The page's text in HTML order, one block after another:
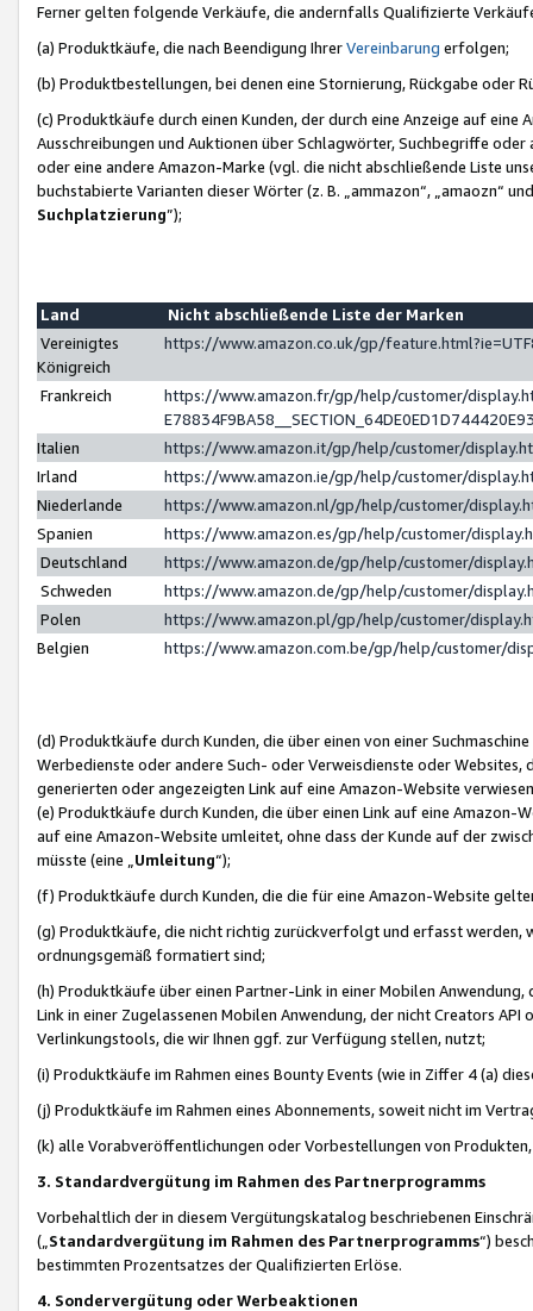
Ferner gelten folgende Verkäufe, die andernfalls Qualifizierte
(a) Produktkäufe, die nach Beendigung IhrerVereinbarung erfolgen;
(b) Produktbestellungen, bei denen eine Stornierung, Rückgabe oder
(c) Produktkäufe durch einen Kunden, der durch eine Anzeige auf
Ausschreibungen und Auktionen über Schlagwörter, Suchbegriffe
oder eine andere Amazon-Marke (vgl. die nicht abschließende Liste
buchstabierte Varianten dieser Wörter (z. B. „ammazon“, „amaozn“
Suchplatzierung”);
Land
Nicht abschließende Liste der Marken
Vereinigtes
Königreich
https://www.amazon.co.uk/gp/
Frankreich
https://www.amazon.fr/gp/help/customer/
Italien
https://www.amazon.it/gp/help/customer/
Irland
https://www.amazon.ie/gp/help/customer/
Niederlande
https://www.amazon.nl/gp/help/customer/
Spanien
https://www.amazon.es/gp/help/customer/
Deutschland
https://www.amazon.de/gp/help/customer/
Schweden
https://www.amazon.de/gp/help/customer/
Polen
https://www.amazon.pl/gp/help/customer/
Belgien
https://www.amazon.com.be/gp/help/customer/
(d) Produktkäufe durch Kunden, die über einen von einer
Werbedienste oder andere Such- oder Verweisdienste oder Websites,
generierten oder angezeigten Link auf eine Amazon-Website
(e) Produktkäufe durch Kunden, die über einen Link auf eine
auf eine Amazon-Website umleitet, ohne dass der Kunde auf der
müsste (eine „ Umleitung“);
(f) Produktkäufe durch Kunden, die die für eine Amazon-Website
(g) Produktkäufe, die nicht richtig zurückverfolgt und erfasst werden,
ordnungsgemäß formatiert sind;
(h) Produktkäufe über einen Partner-Link in einer Mobilen
Link in einer Zugelassenen Mobilen Anwendung, der nicht Creators
Verlinkungstools, die wir Ihnen ggf. zur Verfügung stellen, nutzt;
(i) Produktkäufe im Rahmen eines Bounty Events (wie in Ziffer 4 (a)
(j) Produktkäufe im Rahmen eines Abonnements, soweit nicht im
(k) alle Vorabveröffentlichungen oder Vorbestellungen von
3. Standardvergütung im Rahmen des Partnerprogramms
Vorbehaltlich der in diesem Vergütungskatalog beschriebenen
(„ Standardvergütung im Rahmen des Partnerprogramms“)
bestimmten Prozentsatzes der Qualifizierten Erlöse.
4. Sondervergütung oder Werbeaktionen